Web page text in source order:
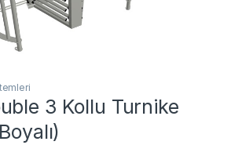
3 Kollu Turnike